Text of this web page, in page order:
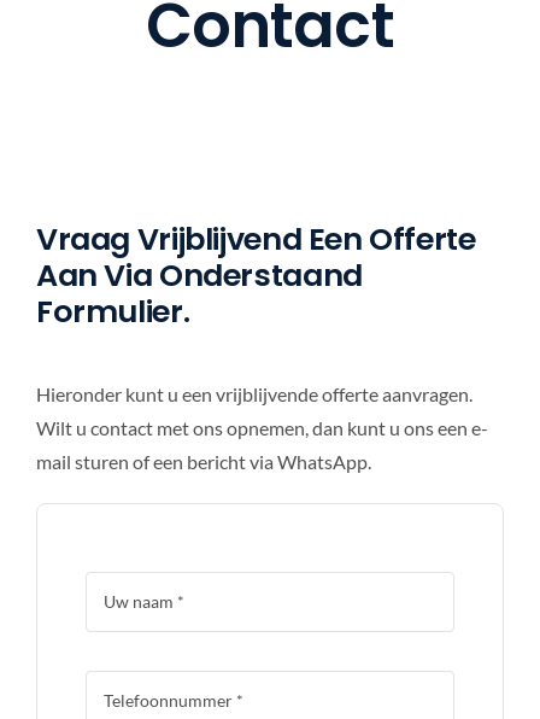
Contact
Vraag Vrijblijvend Een Offerte
Aan Via Onderstaand
Formulier.
Hieronder kunt u een vrijblijvende offerte aanvragen.
Wilt u contact met ons opnemen, dan kunt u ons een e-
mail sturen of een bericht via WhatsApp.